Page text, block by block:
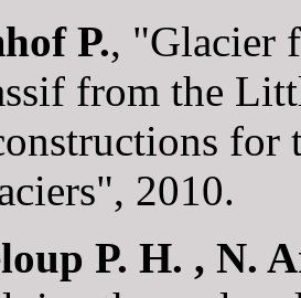
P., "Glacier
from the
for
2010.
P. H. , N.